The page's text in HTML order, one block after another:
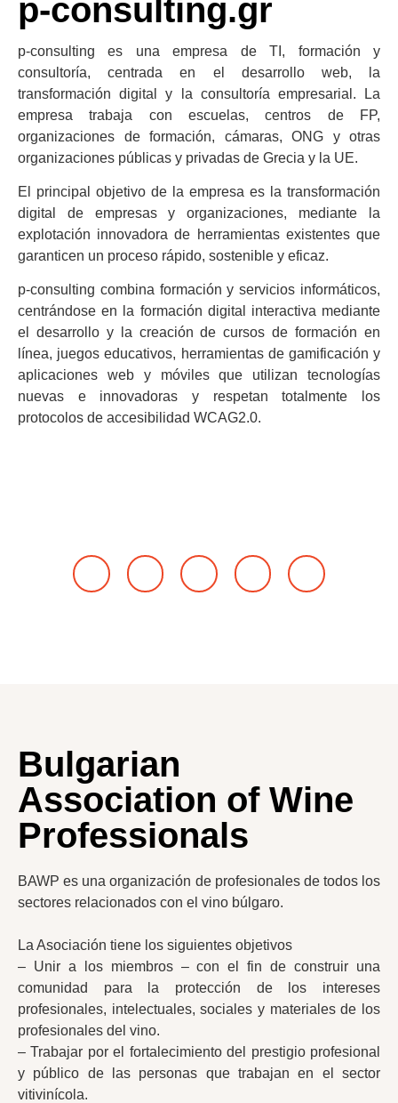
p-consulting.gr
p-consulting es una empresa de TI, formación y
consultoría, centrada en el desarrollo web, la
transformación digital y la consultoría empresarial. La
empresa trabaja con escuelas, centros de FP,
organizaciones de formación, cámaras, ONG y otras
organizaciones públicas y privadas de Grecia y la UE.
El principal objetivo de la empresa es la transformación
digital de empresas y organizaciones, mediante la
explotación innovadora de herramientas existentes que
garanticen un proceso rápido, sostenible y eficaz.
p-consulting combina formación y servicios informáticos,
centrándose en la formación digital interactiva mediante
el desarrollo y la creación de cursos de formación en
línea, juegos educativos, herramientas de gamificación y
aplicaciones web y móviles que utilizan tecnologías
nuevas e innovadoras y respetan totalmente los
protocolos de accesibilidad WCAG2.0.
Bulgarian
Association of Wine
Professionals
BAWP es una organización de profesionales de todos los
sectores relacionados con el vino búlgaro.
La Asociación tiene los siguientes objetivos
– Unir a los miembros – con el fin de construir una
comunidad para la protección de los intereses
profesionales, intelectuales, sociales y materiales de los
profesionales del vino.
– Trabajar por el fortalecimiento del prestigio profesional
y público de las personas que trabajan en el sector
vitivinícola.